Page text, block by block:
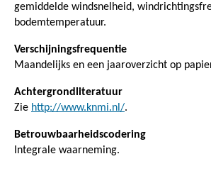
gemiddelde windsnelheid,
bodemtemperatuur.
Verschijningsfrequentie
Maandelijks en een jaaroverzicht op
Achtergrondliteratuur
Zie http://www.knmi.nl/.
Betrouwbaarheidscodering
Integrale waarneming.